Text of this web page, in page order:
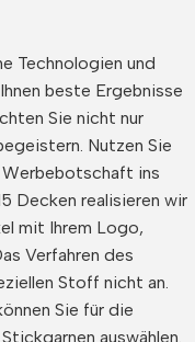
Technologien und
beste Ergebnisse
Sie nicht nur
Nutzen Sie
Werbebotschaft ins
Decken realisieren wir
mit Ihrem Logo,
Verfahren des
Stoff nicht an.
Sie für die
auswählen.